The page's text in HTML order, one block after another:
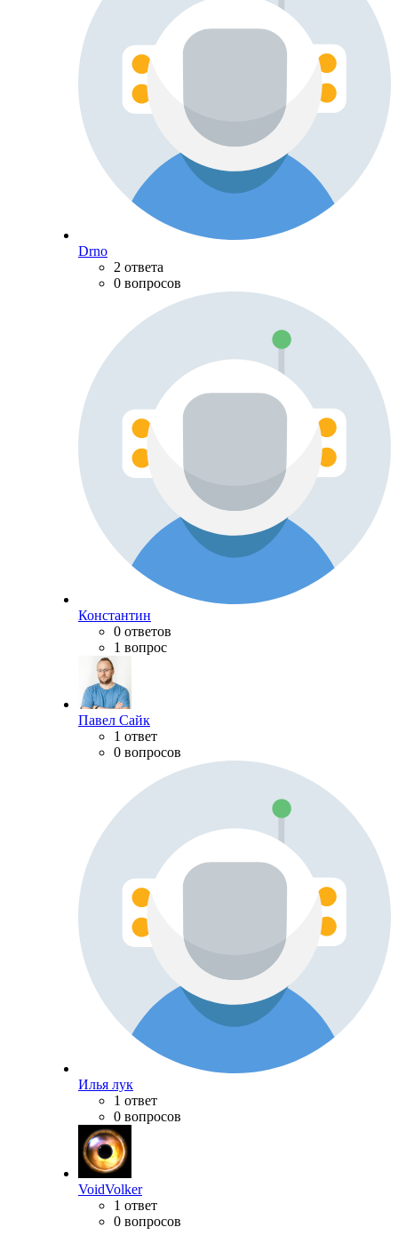
Drno
2 ответа
0 вопросов
Константин
0 ответов
1 вопрос
Павел Сайк
1 ответ
0 вопросов
Илья лук
1 ответ
0 вопросов
VoidVolker
1 ответ
0 вопросов